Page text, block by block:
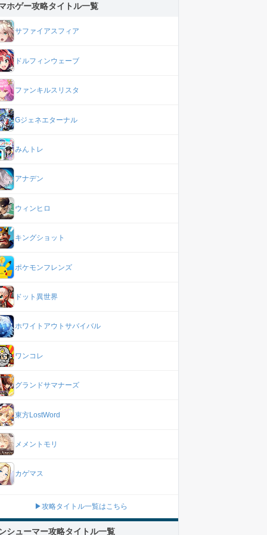
ホゲー攻略タイトル一覧
サファイアスフィア
ドルフィンウェーブ
ファンキルスリスタ
Gジェネエターナル
みんトレ
アナデン
ウィンヒロ
キングショット
ポケモンフレンズ
ドット異世界
ホワイトアウトサバイバル
ワンコレ
グランドサマナーズ
東方LostWord
メメントモリ
カゲマス
▶攻略タイトル一覧はこちら
シューマー攻略タイトル一覧